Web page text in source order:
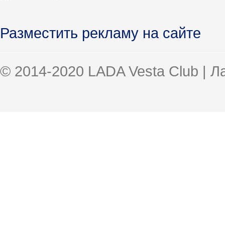
Разместить рекламу на сайте
© 2014-2020 LADA Vesta Club |